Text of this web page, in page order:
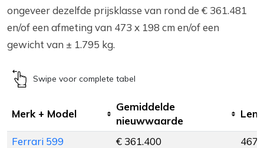
ongeveer dezelfde prijsklasse van rond de € 361.481
en/of een afmeting van 473 x 198 cm en/of een
gewicht van ± 1.795 kg.
Swipe voor complete tabel
Merk + Model
Gemiddelde
nieuwwaarde
Ferrari 599 € 361.400
467